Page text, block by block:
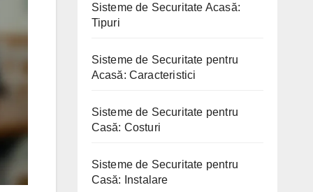
Sisteme de Securitate Acasă:
Tipuri
Sisteme de Securitate pentru
Acasă: Caracteristici
Sisteme de Securitate pentru
Casă: Costuri
Sisteme de Securitate pentru
Casă: Instalare